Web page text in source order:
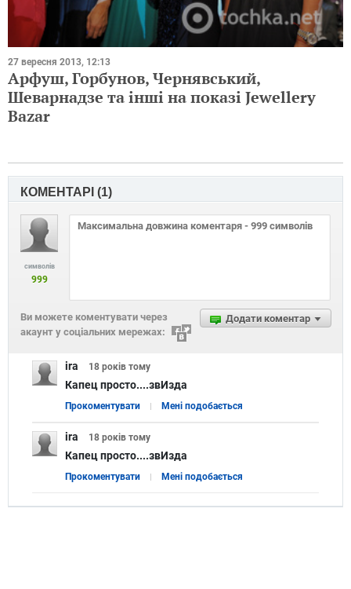
27 вересня 2013, 12:13
Арфуш, Горбунов, Чернявський,
Шеварнадзе та інші на показі Jewellery
Bazar
КОМЕНТАРІ (1)
символів
999
Додати коментар
Ви можете коментувати через
акаунт у соціальних мережах:
ira 18 років тому
Капец просто....звИзда
Прокоментувати Мені подобається
ira 18 років тому
Капец просто....звИзда
Прокоментувати Мені подобається